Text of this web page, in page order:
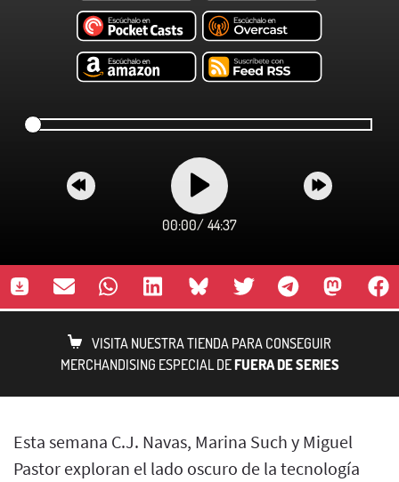
00:00/ 44:37
VISITA NUESTRA TIENDA PARA CONSEGUIR
MERCHANDISING ESPECIAL DEFUERA DE SERIES
Esta semana C.J. Navas, Marina Such y Miguel
Pastor exploran el lado oscuro de la tecnología